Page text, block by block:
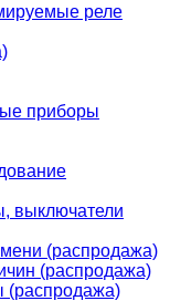
реле
приборы
выключатели
(распродажа)
(распродажа)
(распродажа)